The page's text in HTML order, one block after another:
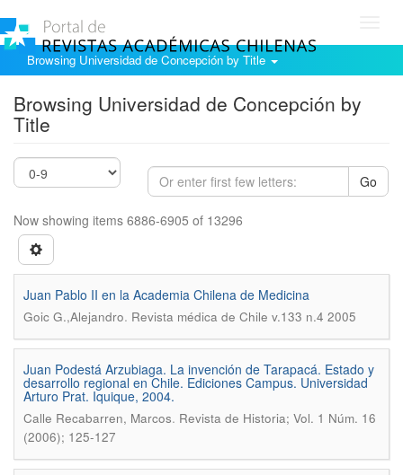
Browsing Universidad de Concepción by Title
Browsing Universidad de Concepción by
Title
Go
Now showing items 6886-6905 of 13296
Juan Pablo II en la Academia Chilena de Medicina
Goic G.,Alejandro. Revista médica de Chile v.133 n.4 2005
Juan Podestá Arzubiaga. La invención de Tarapacá. Estado y
desarrollo regional en Chile. Ediciones Campus. Universidad
Arturo Prat. Iquique, 2004.
Calle Recabarren, Marcos. Revista de Historia; Vol. 1 Núm. 16
(2006); 125-127